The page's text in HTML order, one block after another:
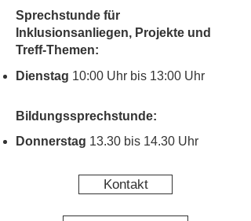
Sprechstunde für
Inklusionsanliegen, Projekte und
Treff-Themen:
Dienstag 10:00 Uhr bis 13:00 Uhr
Bildungssprechstunde:
Donnerstag 13.30 bis 14.30 Uhr
Kontakt